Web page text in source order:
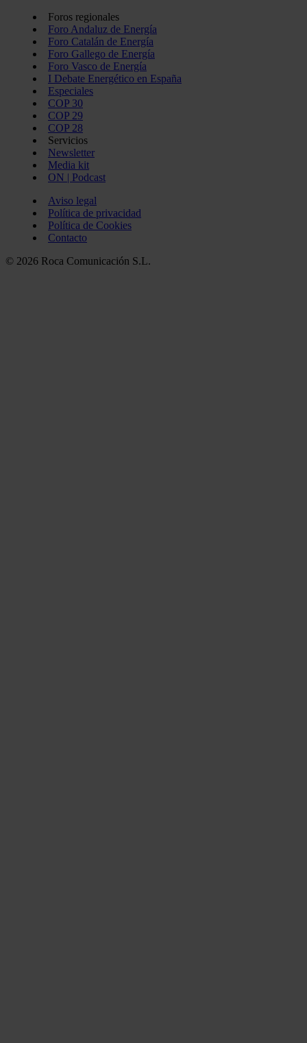
Foros regionales
Foro Andaluz de Energía
Foro Catalán de Energía
Foro Gallego de Energía
Foro Vasco de Energía
I Debate Energético en España
Especiales
COP 30
COP 29
COP 28
Servicios
Newsletter
Media kit
ON | Podcast
Aviso legal
Política de privacidad
Política de Cookies
Contacto
© 2026 Roca Comunicación S.L.